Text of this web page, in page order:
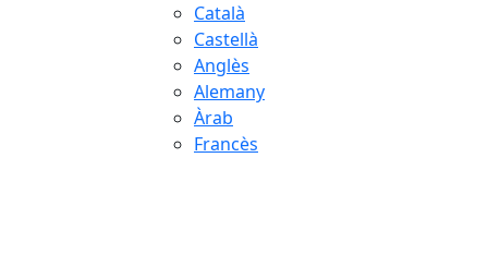
Català
Castellà
Anglès
Alemany
Àrab
Francès